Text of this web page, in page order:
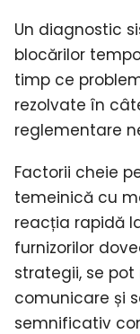
Un diagnostic
blocărilor
timp ce
rezolvate în
reglementare
Factorii cheie
temeinică cu
reacția rapidă
furnizorilor
strategii, se
comunicare și
semnificativ